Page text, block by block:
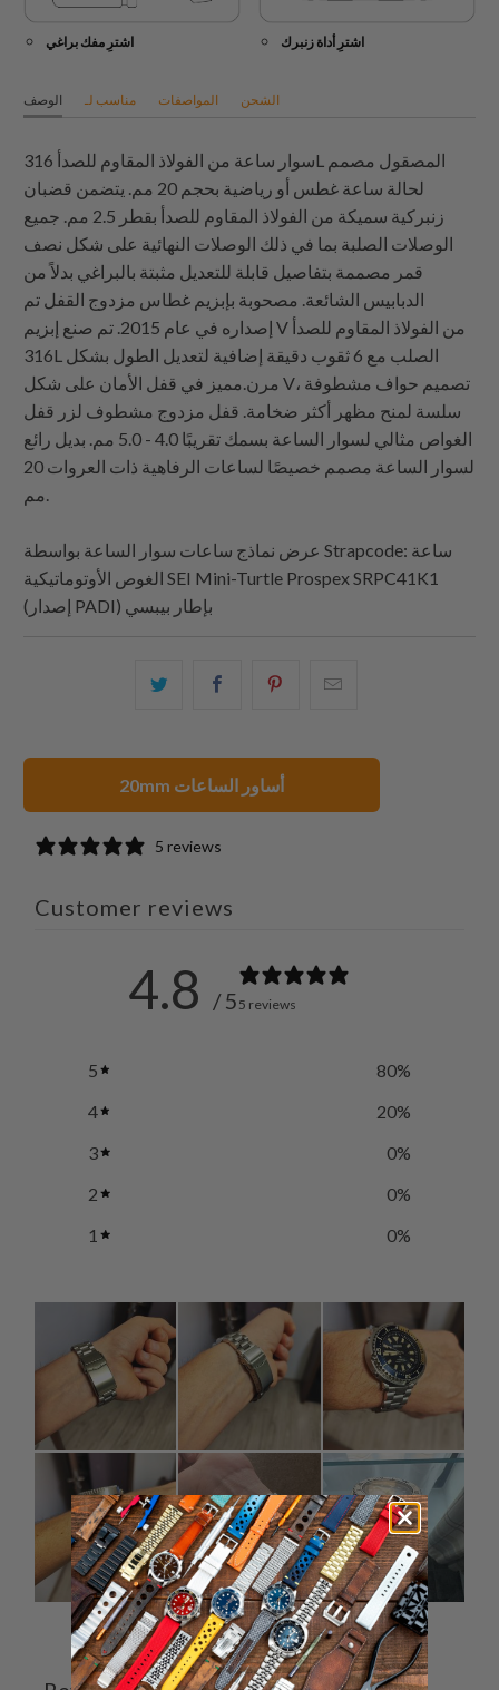
اشترِ مفك براغي اشترِ أداة زنبرك
الوصف مناسب لـ المواصفات الشحن
سوار ساعة من الفولاذ المقاوم للصدأ 316L المصقول مصمم
لحالة ساعة غطس أو رياضية بحجم 20 مم. يتضمن قضبان
زنبركية سميكة من الفولاذ المقاوم للصدأ بقطر 2.5 مم. جميع
الوصلات الصلبة بما في ذلك الوصلات النهائية على شكل نصف
قمر مصممة بتفاصيل قابلة للتعديل مثبتة بالبراغي بدلاً من
الدبابيس الشائعة. مصحوبة بإبزيم غطاس مزدوج القفل تم
إصداره في عام 2015. تم صنع إبزيم V من الفولاذ المقاوم للصدأ
316L الصلب مع 6 ثقوب دقيقة إضافية لتعديل الطول بشكل
مرن.مميز في قفل الأمان على شكل V، تصميم حواف مشطوفة
سلسة لمنح مظهر أكثر ضخامة. قفل مزدوج مشطوف لزر قفل
الغواص مثالي لسوار الساعة بسمك تقريبًا 4.0 - 5.0 مم. بديل رائع
لسوار الساعة مصمم خصيصًا لساعات الرفاهية ذات العروات 20
مم.
عرض نماذج ساعات سوار الساعة بواسطةStrapcode: ساعة
الغوص الأوتوماتيكية SEI Mini-Turtle Prospex SRPC41K1
(إصدار PADI) بإطار بيبسي
شارك
شارك
شارك
20mm أساور الساعات
5 reviews
Customer reviews
4.8 / 5 5 reviews
5 80%
4
20%
3
0%
2
0%
1
0%
Ask a questionWrite a review